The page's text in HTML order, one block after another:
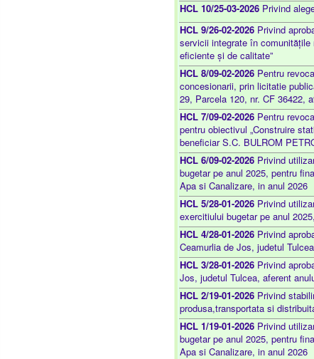
HCL 10/25-03-2026 Privind
HCL 9/26-02-2026 Privind
servicii integrate în
eficiente și de calitate”
HCL 8/09-02-2026 Pentru
concesionarii, prin licitatie
29, Parcela 120, nr. CF 36422,
HCL 7/09-02-2026 Pentru
pentru obiectivul „Construire
beneficiar S.C. BULROM
HCL 6/09-02-2026 Privind
bugetar pe anul 2025, pentru
Apa si Canalizare, in anul 2026
HCL 5/28-01-2026 Privind
exercitiului bugetar pe anul
HCL 4/28-01-2026 Privind
Ceamurlia de Jos, judetul Tulcea
HCL 3/28-01-2026 Privind
Jos, judetul Tulcea, aferent
HCL 2/19-01-2026 Privind
produsa,transportata si
HCL 1/19-01-2026 Privind
bugetar pe anul 2025, pentru
Apa si Canalizare, in anul 2026